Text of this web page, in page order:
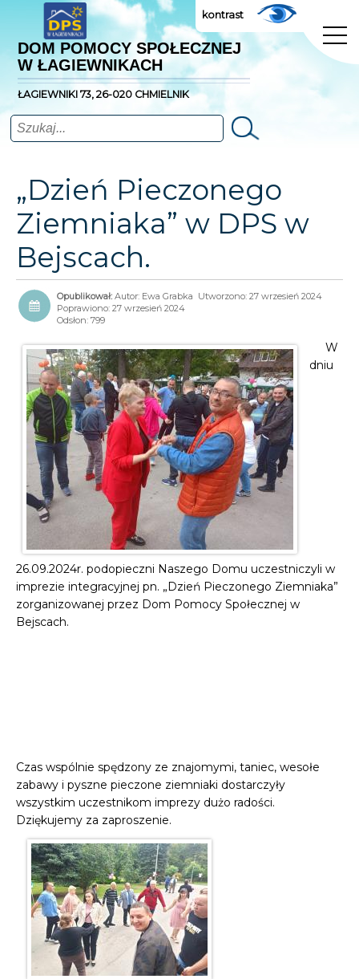
DOM POMOCY SPOŁECZNEJ
W ŁAGIEWNIKACH
ŁAGIEWNIKI 73, 26-020 CHMIELNIK
kontrast
Szukaj
„Dzień Pieczonego
Ziemniaka” w DPS w
Bejscach.
Autor: Ewa Grabka Utworzono: 27 wrzesień 2024
Poprawiono: 27 wrzesień 2024
Odsłon: 799
W
dniu
26.09.2024r. podopieczni Naszego Domu uczestniczyli w
imprezie integracyjnej pn. „Dzień Pieczonego Ziemniaka”
zorganizowanej przez Dom Pomocy Społecznej w
Bejscach.
Czas wspólnie spędzony ze znajomymi, taniec, wesołe
zabawy i pyszne pieczone ziemniaki dostarczyły
wszystkim uczestnikom imprezy dużo radości.
Dziękujemy za zaproszenie.